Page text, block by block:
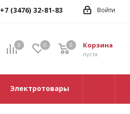
Войти
+7 (3476) 32-81-83
0 0 Корзина
0
пуста
0
Электротовары